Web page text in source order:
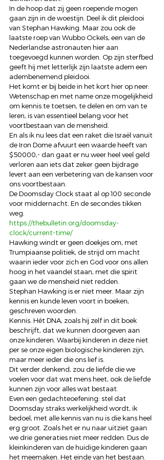
In de hoop dat zij geen roepende mogen
gaan zijn in de woestijn. Deel ik dit pleidooi
van Stephan Hawking. Maar zou ook de
laatste roep van Wubbo Ockels, een van de
Nederlandse astronauten hier aan
toegevoegd kunnen worden. Op zijn sterfbed
geeft hij met letterlijk zijn laatste adem een
adembenemend pleidooi.
Het komt er bij beide in het kort hier op neer:
Wetenschap en met name onze mogelijkheid
om kennis te toetsen, te delen en om van te
leren, is van essentieel belang voor het
voortbestaan van de mensheid.
En als ik nu lees dat een raket die Israël vanuit
de Iron Dome afvuurt een waarde heeft van
$50000,- dan gaat er nu weer heel veel geld
verloren aan iets dat zeker geen bijdrage
levert aan een verbetering van de kansen voor
ons voortbestaan.
De Doomsday Clock staat al op 100 seconde
voor middernacht. En de secondes tikken
weg.
https://thebulletin.org/doomsday-
clock/current-time/
Hawking windt er geen doekjes om, met
Trumpiaanse politiek, de strijd om macht
waarin ieder voor zich en God voor ons allen
hoog in het vaandel staan, met die spirit
gaan we de mensheid niet redden.
Stephan Hawking is er niet meer. Maar zijn
kennis en kunde leven voort in boeken,
geschreven woorden.
Kennis. Hét DNA, zoals hij zelf in dit boek
beschrijft, dat we kunnen doorgeven aan
onze kinderen. Waarbij kinderen in deze niet
per se onze eigen biologische kinderen zijn,
maar meer ieder die ons lief is.
Dit verder denkend, zou de liefde die we
voelen voor dat wat mens heet, ook de liefde
kunnen zijn voor alles wat bestaat.
Even een gedachteoefening: stel dat
Doomsday straks werkelijkheid wordt, ik
bedoel, met alle kennis van nu is die kans heel
erg groot. Zoals het er nu naar uitziet gaan
we drie generaties niet meer redden. Dus de
kleinkinderen van de huidige kinderen gaan
het meemaken. Het einde van het bestaan.